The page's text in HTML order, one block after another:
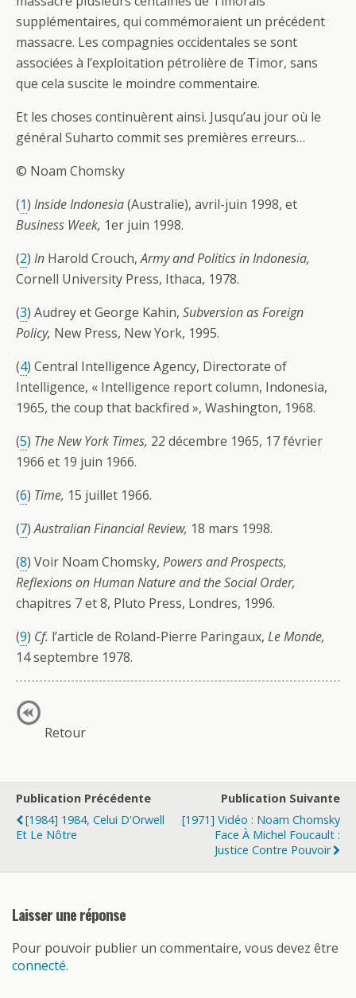
supplémentaires, qui commémoraient un précédent
massacre. Les compagnies occidentales se sont
associées à l’exploitation pétrolière de Timor, sans
que cela suscite le moindre commentaire.
Et les choses continuèrent ainsi. Jusqu’au jour où le
général Suharto commit ses premières erreurs…
© Noam Chomsky
(1) Inside Indonesia(Australie), avril-juin 1998, et
Business Week, 1er juin 1998.
(2) In Harold Crouch,Army and Politics in Indonesia,
Cornell University Press, Ithaca, 1978.
(3) Audrey et George Kahin, Subversion as Foreign
Policy, New Press, New York, 1995.
(4) Central Intelligence Agency, Directorate of
Intelligence, « Intelligence report column, Indonesia,
1965, the coup that backfired », Washington, 1968.
(5) The New York Times, 22 décembre 1965, 17 février
1966 et 19 juin 1966.
(6) Time, 15 juillet 1966.
(7)Australian Financial Review, 18 mars 1998.
(8) Voir Noam Chomsky, Powers and Prospects,
Reflexions on Human Nature and the Social Order,
chapitres 7 et 8, Pluto Press, Londres, 1996.
(9) Cf. l’article de Roland-Pierre Paringaux, Le Monde,
14 septembre 1978.
Retour
Publication Précédente
[1984] 1984, Celui D'Orwell
Et Le Nôtre
Publication Suivante
[1971] Vidéo : Noam Chomsky
Face À Michel Foucault :
Justice Contre Pouvoir
Laisser une réponse
Pour pouvoir publier un commentaire, vous devez être
connecté.